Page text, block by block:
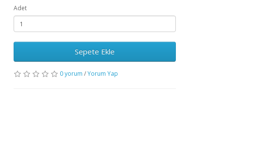
Adet
Sepete Ekle
0 yorum /Yorum Yap